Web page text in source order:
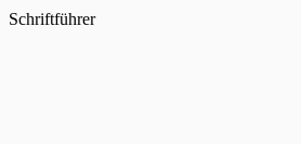
Schriftführer